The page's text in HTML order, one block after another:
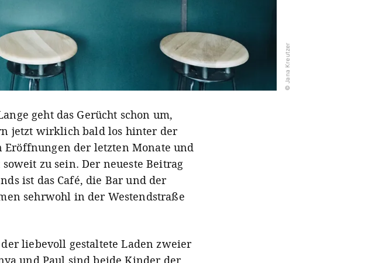
© Jana Kreutzer
geht das Gerücht schon um,
jetzt wirklich bald los hinter der
der letzten Monate und
zu sein. Der neueste Beitrag
ist das Café, die Bar und der
sehrwohl in der Westendstraße
liebevoll gestaltete Laden zweier